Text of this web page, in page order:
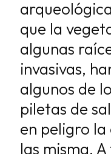
que la
algunas
invasivas,
algunos de
piletas de
en peligro la
las misma.